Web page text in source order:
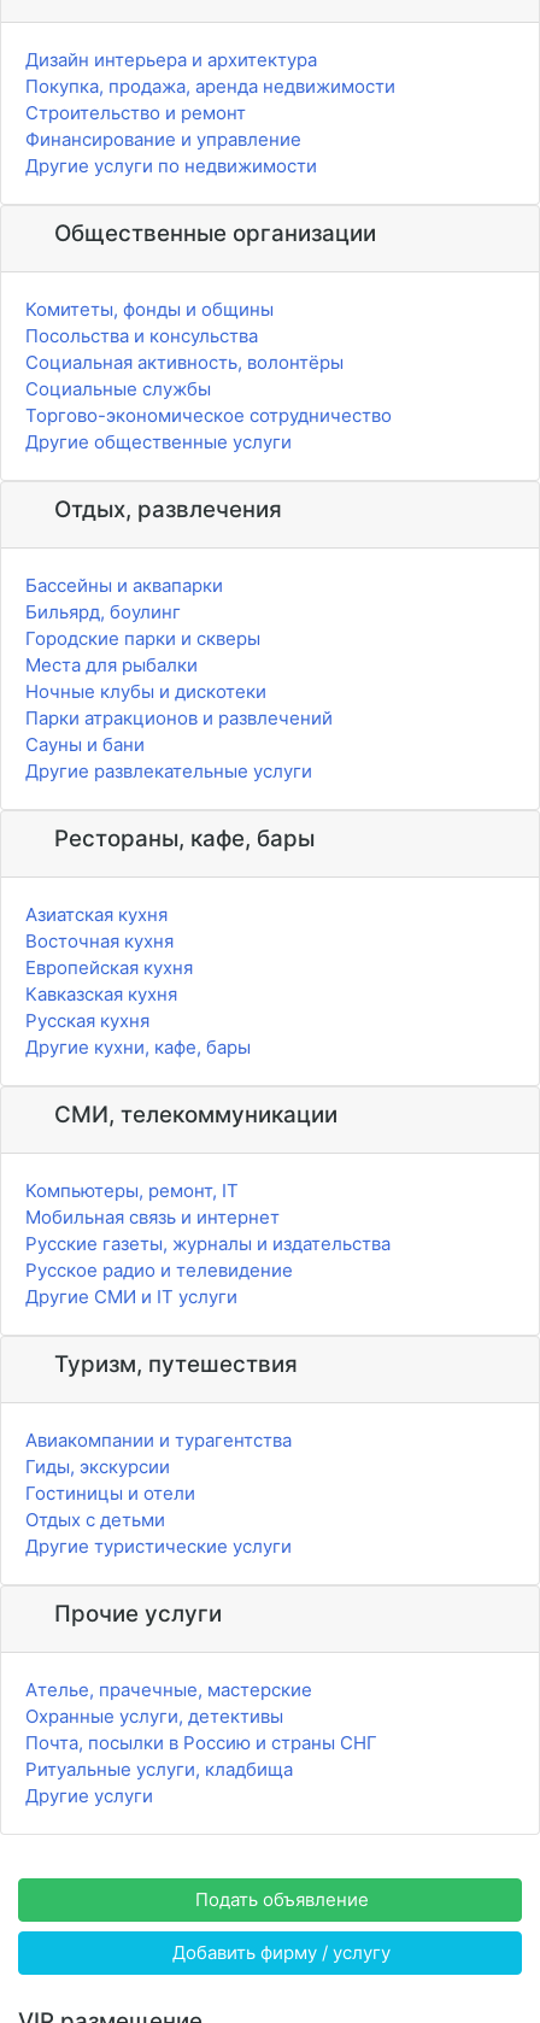
Дизайн интерьера и архитектура
Покупка, продажа, аренда недвижимости
Строительство и ремонт
Финансирование и управление
Другие услуги по недвижимости
Общественные организации
Комитеты, фонды и общины
Посольства и консульства
Социальная активность, волонтёры
Социальные службы
Торгово-экономическое сотрудничество
Другие общественные услуги
Отдых, развлечения
Бассейны и аквапарки
Бильярд, боулинг
Городские парки и скверы
Места для рыбалки
Ночные клубы и дискотеки
Парки атракционов и развлечений
Сауны и бани
Другие развлекательные услуги
Рестораны, кафе, бары
Азиатская кухня
Восточная кухня
Европейская кухня
Кавказская кухня
Русская кухня
Другие кухни, кафе, бары
СМИ, телекоммуникации
Компьютеры, ремонт, IT
Мобильная связь и интернет
Русские газеты, журналы и издательства
Русское радио и телевидение
Другие СМИ и IT услуги
Туризм, путешествия
Авиакомпании и турагентства
Гиды, экскурсии
Гостиницы и отели
Отдых с детьми
Другие туристические услуги
Прочие услуги
Ателье, прачечные, мастерские
Охранные услуги, детективы
Почта, посылки в Россию и страны СНГ
Ритуальные услуги, кладбища
Другие услуги
Подать объявление
Добавить фирму / услугу